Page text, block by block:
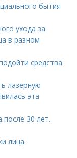
бытия
ухода за
в разном
средства
лазерную
эта
30 лет.
лица.